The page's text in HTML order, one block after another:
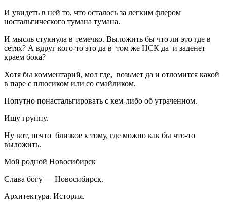
И увидеть в ней то, что осталось за легким флером
ностальгического тумана тумана.
И мысль стукнула в темечко. Выложить бы что ли это где в
сетях? А вдруг кого-то это да в том же НСК да и заденет
краем бока?
Хотя бы комментарий, мол где, возьмет да и отломится какой
в паре с плюсиком или со смайликом.
Попутно понастальгировать с кем-либо об утраченном.
Ищу группу.
Ну вот, нечто близкое к тому, где можно как бы что-то
выложить.
Мой родной Новосибирск
Слава богу — Новосибирск.
Архитектура. История.